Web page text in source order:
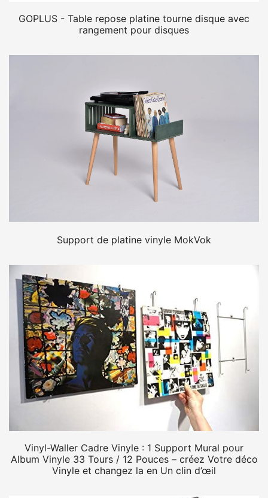
GOPLUS - Table repose platine tourne disque avec
rangement pour disques
Support de platine vinyle MokVok
Vinyl-Waller Cadre Vinyle : 1 Support Mural pour
Album Vinyle 33 Tours / 12 Pouces – créez Votre déco
Vinyle et changez la en Un clin d’œil